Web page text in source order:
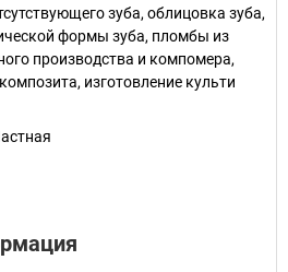
зуба, облицовка зуба,
формы зуба, пломбы из
производства и компомера,
изготовление культи